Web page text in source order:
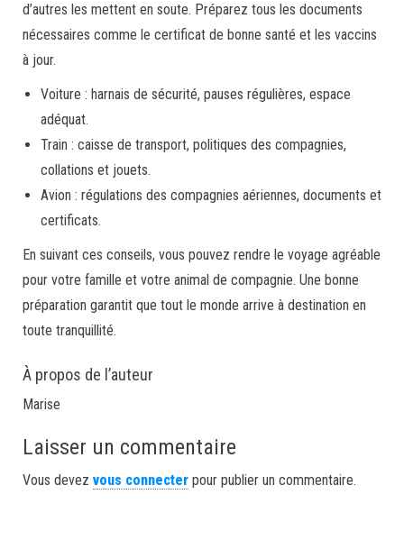
d’autres les mettent en soute. Préparez tous les documents
nécessaires comme le certificat de bonne santé et les vaccins
à jour.
Voiture : harnais de sécurité, pauses régulières, espace
adéquat.
Train : caisse de transport, politiques des compagnies,
collations et jouets.
Avion : régulations des compagnies aériennes, documents et
certificats.
En suivant ces conseils, vous pouvez rendre le voyage agréable
pour votre famille et votre animal de compagnie. Une bonne
préparation garantit que tout le monde arrive à destination en
toute tranquillité.
À propos de l’auteur
Marise
Laisser un commentaire
Vous devez vous connecter pour publier un commentaire.